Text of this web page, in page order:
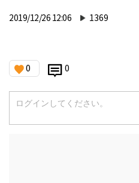
2019/12/26 12:06 1369
0 0